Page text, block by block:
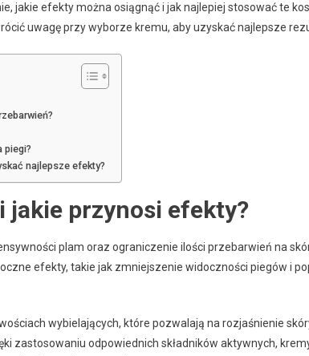
jakie efekty można osiągnąć i jak najlepiej stosować te
uwagę przy wyborze kremu, aby uzyskać najlepsze
piegi?
najlepsze efekty?
jakie przynosi efekty?
plam oraz ograniczenie ilości przebarwień na
efekty, takie jak zmniejszenie widoczności piegów i
wybielających, które pozwalają na rozjaśnienie
zastosowaniu odpowiednich składników aktywnych,